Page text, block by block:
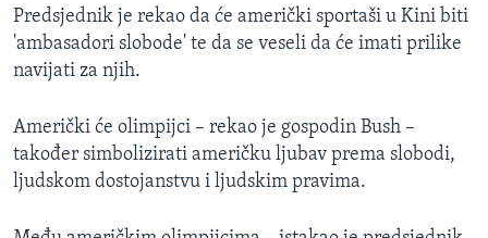
SLOBODA MEDIJA
ŽENSKA STRANA
MAGAZIN
O GLASU AMERIKE
Learning English
Predsjednik je rekao da će američki sportaši u Kini biti
'ambasadori slobode' te da se veseli da će imati prilike
navijati za njih.
Američki će olimpijci – rekao je gospodin Bush –
također simbolizirati američku ljubav prema slobodi,
ljudskom dostojanstvu i ljudskim pravima.